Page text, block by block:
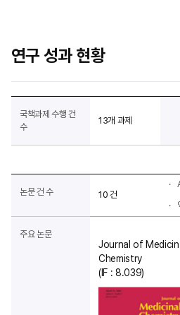
연구 성과 현황
국책과제 수행 건
수
13개 과제
논문 건 수 10 건
주요 논문
Journal of
Chemistry
(IF : 8.039)